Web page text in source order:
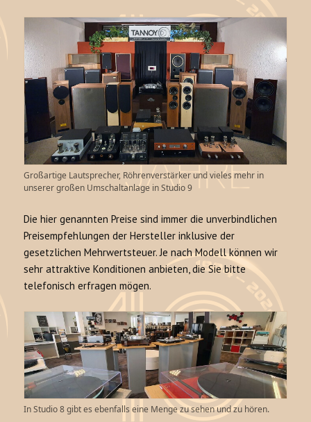
Großartige Lautsprecher, Röhrenverstärker und vieles mehr in
unserer großen Umschaltanlage in Studio 9
Die hier genannten Preise sind immer die unverbindlichen
Preisempfehlungen der Hersteller inklusive der
gesetzlichen Mehrwertsteuer. Je nach Modell können wir
sehr attraktive Konditionen anbieten, die Sie bitte
telefonisch erfragen mögen.
In Studio 8 gibt es ebenfalls eine Menge zu sehen und zu hören.